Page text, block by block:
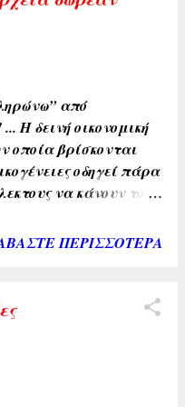
που ωφελούν
και
καθημερινά
ενοχλούν τρίτα
που δεν είναι
του οφειλέτη, αν
ο μοναδικός αριθμός
δηλωθεί για
καλούν σε άλλο
από αυτόν που
τον οφειλέτη 6) να
(υπαγωγή
για να
του. Σε
αυτούς τους
από
Η δεινή οικονομική
οποία βρίσκονται
οδηγεί πάρα
να κάνουν το
κατά τόπους
Νεοσυλλέκτων.
-επειδή
ότι το πρότεινε το
Φαντάρων- αλλά
ΠΕΡΙΣΣΌΤΕΡΑ